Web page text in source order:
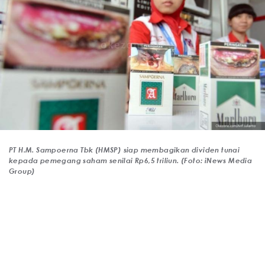
PT H.M. Sampoerna Tbk (HMSP) siap membagikan dividen tunai
kepada pemegang saham senilai Rp6,5 triliun. (Foto: iNews Media
Group)